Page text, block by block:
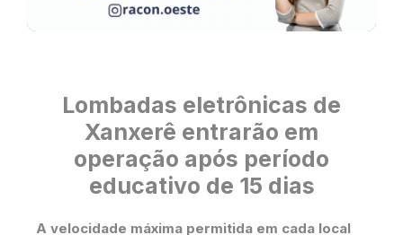
Lombadas eletrônicas de
Xanxerê entrarão em
operação após período
educativo de 15 dias
A velocidade máxima permitida em cada local